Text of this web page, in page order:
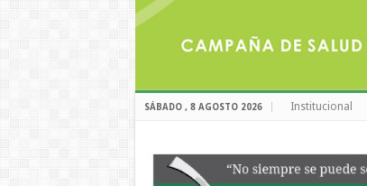
SÁBADO , 8 AGOSTO 2026 Institucional